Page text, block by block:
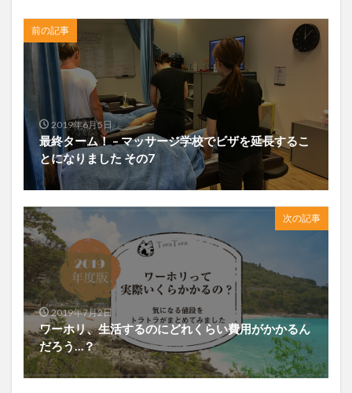
前の記事
2019年6月5日
最終ターム！ – マッサージ学校でビザを延長するこ
とになりました その7
次の記事
2019年7月2日
ワーホリ、生活するのにどれくらい費用がかかるん
だろう…？